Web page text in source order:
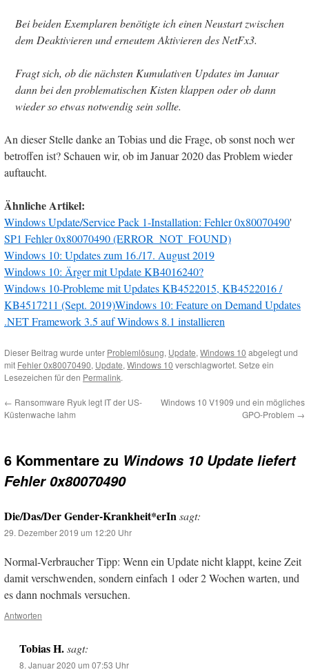
Bei beiden Exemplaren benötigte ich einen Neustart zwischen
dem Deaktivieren und erneutem Aktivieren des NetFx3.
Fragt sich, ob die nächsten Kumulativen Updates im Januar
dann bei den problematischen Kisten klappen oder ob dann
wieder so etwas notwendig sein sollte.
An dieser Stelle danke an Tobias und die Frage, ob sonst noch wer
betroffen ist? Schauen wir, ob im Januar 2020 das Problem wieder
auftaucht.
Ähnliche Artikel:
Windows Update/Service Pack 1-Installation: Fehler 0x80070490'
SP1 Fehler 0x80070490 (ERROR_NOT_FOUND)
Windows 10: Updates zum 16./17. August 2019
Windows 10: Ärger mit Update KB4016240?
Windows 10-Probleme mit Updates KB4522015, KB4522016 /
KB4517211 (Sept. 2019)Windows 10: Feature on Demand Updates
.NET Framework 3.5 auf Windows 8.1 installieren
Dieser Beitrag wurde unter Problemlösung, Update, Windows 10 abgelegt und
mit Fehler 0x80070490, Update, Windows 10 verschlagwortet. Setze ein
Lesezeichen für den Permalink.
← Ransomware Ryuk legt IT der US-
Küstenwache lahm
Windows 10 V1909 und ein mögliches
GPO-Problem →
6 Kommentare zu Windows 10 Update liefert
Fehler 0x80070490
Die/Das/Der Gender-Krankheit*erInsagt:
29. Dezember 2019 um 12:20 Uhr
Normal-Verbraucher Tipp: Wenn ein Update nicht klappt, keine Zeit
damit verschwenden, sondern einfach 1 oder 2 Wochen warten, und
es dann nochmals versuchen.
Antworten
Tobias H. sagt:
8. Januar 2020 um 07:53 Uhr